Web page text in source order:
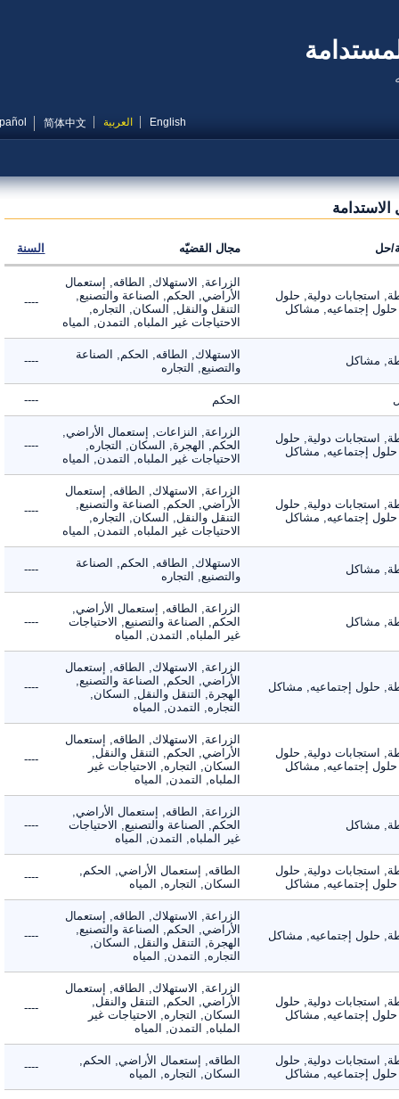
English العربية 简体中文
Español
مجال القضيّه السنة
استجابات دولية, حلول
إجتماعيه, مشاكل
الزراعة, الاستهلاك, الطاقه, إستعمال
الأراضي, الحكم, الصناعة والتصنيع,
التنقل والنقل, السكان, التجاره,
الاحتياجات غير الملباه, التمدن, المياه
----
مشاكل
الاستهلاك, الطاقه, الحكم, الصناعة
والتصنيع, التجاره
----
الحكم ----
استجابات دولية, حلول
إجتماعيه, مشاكل
الزراعة, النزاعات, إستعمال الأراضي,
الحكم, الهجرة, السكان, التجاره,
الاحتياجات غير الملباه, التمدن, المياه
----
استجابات دولية, حلول
إجتماعيه, مشاكل
الزراعة, الاستهلاك, الطاقه, إستعمال
الأراضي, الحكم, الصناعة والتصنيع,
التنقل والنقل, السكان, التجاره,
الاحتياجات غير الملباه, التمدن, المياه
----
مشاكل
الاستهلاك, الطاقه, الحكم, الصناعة
والتصنيع, التجاره
----
مشاكل
الزراعة, الطاقه, إستعمال الأراضي,
الحكم, الصناعة والتصنيع, الاحتياجات
غير الملباه, التمدن, المياه
----
حلول إجتماعيه, مشاكل
الزراعة, الاستهلاك, الطاقه, إستعمال
الأراضي, الحكم, الصناعة والتصنيع,
الهجرة, التنقل والنقل, السكان,
التجاره, التمدن, المياه
----
استجابات دولية, حلول
إجتماعيه, مشاكل
الزراعة, الاستهلاك, الطاقه, إستعمال
الأراضي, الحكم, التنقل والنقل,
السكان, التجاره, الاحتياجات غير
الملباه, التمدن, المياه
----
مشاكل
الزراعة, الطاقه, إستعمال الأراضي,
الحكم, الصناعة والتصنيع, الاحتياجات
غير الملباه, التمدن, المياه
----
استجابات دولية, حلول
إجتماعيه, مشاكل
الطاقه, إستعمال الأراضي, الحكم,
السكان, التجاره, المياه
----
حلول إجتماعيه, مشاكل
الزراعة, الاستهلاك, الطاقه, إستعمال
الأراضي, الحكم, الصناعة والتصنيع,
الهجرة, التنقل والنقل, السكان,
التجاره, التمدن, المياه
----
استجابات دولية, حلول
إجتماعيه, مشاكل
الزراعة, الاستهلاك, الطاقه, إستعمال
الأراضي, الحكم, التنقل والنقل,
السكان, التجاره, الاحتياجات غير
الملباه, التمدن, المياه
----
استجابات دولية, حلول
إجتماعيه, مشاكل
الطاقه, إستعمال الأراضي, الحكم,
السكان, التجاره, المياه
----